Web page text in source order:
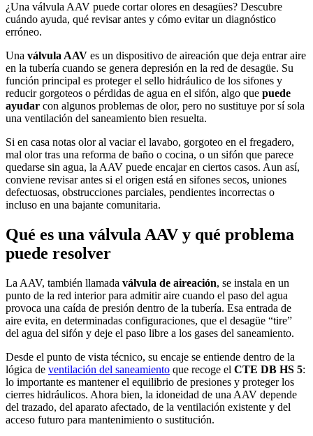
¿Una válvula AAV puede cortar olores en desagües? Descubre
cuándo ayuda, qué revisar antes y cómo evitar un diagnóstico
erróneo.
Una válvula AAV es un dispositivo de aireación que deja entrar aire
en la tubería cuando se genera depresión en la red de desagüe. Su
función principal es proteger el sello hidráulico de los sifones y
reducir gorgoteos o pérdidas de agua en el sifón, algo que puede
ayudar con algunos problemas de olor, pero no sustituye por sí sola
una ventilación del saneamiento bien resuelta.
Si en casa notas olor al vaciar el lavabo, gorgoteo en el fregadero,
mal olor tras una reforma de baño o cocina, o un sifón que parece
quedarse sin agua, la AAV puede encajar en ciertos casos. Aun así,
conviene revisar antes si el origen está en sifones secos, uniones
defectuosas, obstrucciones parciales, pendientes incorrectas o
incluso en una bajante comunitaria.
Qué es una válvula AAV y qué problema
puede resolver
La AAV, también llamada válvula de aireación, se instala en un
punto de la red interior para admitir aire cuando el paso del agua
provoca una caída de presión dentro de la tubería. Esa entrada de
aire evita, en determinadas configuraciones, que el desagüe “tire”
del agua del sifón y deje el paso libre a los gases del saneamiento.
Desde el punto de vista técnico, su encaje se entiende dentro de la
lógica de ventilación del saneamiento que recoge el CTE DB HS 5:
lo importante es mantener el equilibrio de presiones y proteger los
cierres hidráulicos. Ahora bien, la idoneidad de una AAV depende
del trazado, del aparato afectado, de la ventilación existente y del
acceso futuro para mantenimiento o sustitución.